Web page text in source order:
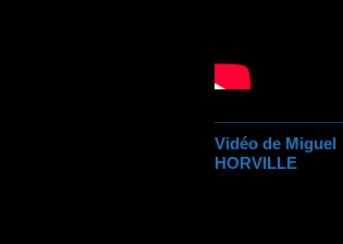
Vidéo de Miguel
HORVILLE